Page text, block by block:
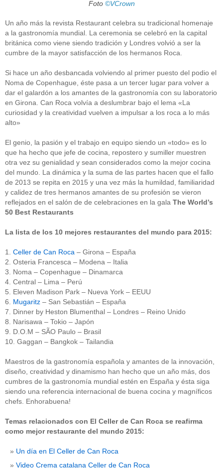
Foto ©VCrown
Un año más la revista Restaurant celebra su tradicional homenaje
a la gastronomía mundial. La ceremonia se celebró en la capital
británica como viene siendo tradición y Londres volvió a ser la
cumbre de la mayor satisfacción de los hermanos Roca.
Si hace un año desbancada volviendo al primer puesto del podio el
Noma de Copenhague, éste pasa a un tercer lugar para volver a
dar el galardón a los amantes de la gastronomía con su laboratorio
en Girona. Can Roca volvía a deslumbrar bajo el lema «La
curiosidad y la creatividad vuelven a impulsar a los roca a lo más
alto»
El genio, la pasión y el trabajo en equipo siendo un «todo» es lo
que ha hecho que jefe de cocina, repostero y sumiller muestren
otra vez su genialidad y sean considerados como la mejor cocina
del mundo. La dinámica y la suma de las partes hacen que el fallo
de 2013 se repita en 2015 y una vez más la humildad, familiaridad
y calidez de tres hermanos amantes de su profesión se vieron
reflejados en el salón de de celebraciones en la gala The World’s
50 Best Restaurants
La lista de los 10 mejores restaurantes del mundo para 2015:
1. Celler de Can Roca – Girona – España
2. Osteria Francesca – Modena – Italia
3. Noma – Copenhague – Dinamarca
4. Central – Lima – Perú
5. Eleven Madison Park – Nueva York – EEUU
6. Mugaritz – San Sebastián – España
7. Dinner by Heston Blumenthal – Londres – Reino Unido
8. Narisawa – Tokio – Japón
9. D.O.M – SÃO Paulo – Brasil
10. Gaggan – Bangkok – Tailandia
Maestros de la gastronomía española y amantes de la innovación,
diseño, creatividad y dinamismo han hecho que un año más, dos
cumbres de la gastronomía mundial estén en España y ésta siga
siendo una referencia internacional de buena cocina y magníficos
chefs. Enhorabuena!
Temas relacionados con El Celler de Can Roca se reafirma
como mejor restaurante del mundo 2015:
Un día en El Celler de Can Roca
Video Crema catalana Celler de Can Roca